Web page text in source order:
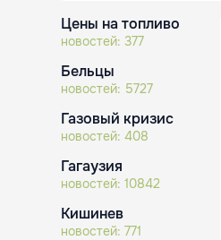
Цены на топливо
новостей: 377
Бельцы
новостей: 5727
Газовый кризис
новостей: 408
Гагаузия
новостей: 10842
Кишинев
новостей: 771